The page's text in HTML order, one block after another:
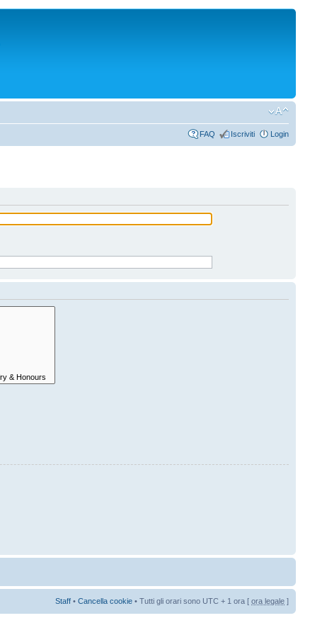
FAQ Iscriviti Login
Staff • Cancella cookie • Tutti gli orari sono UTC + 1 ora [ ora legale ]